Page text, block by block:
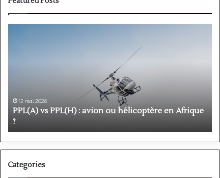
en
Afrique
12 mai 2026
PPL(A) vs PPL(H) : avion ou hélicoptère en Afrique
?
Categories